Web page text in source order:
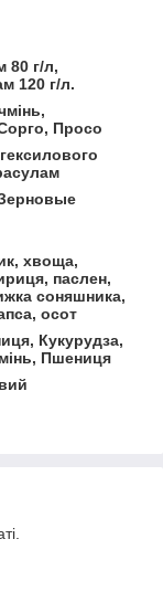
80 г/л,
120 г/л.
Просо
хвоща,
паслен,
соняшника,
осот
Кукурудза,
Пшениця